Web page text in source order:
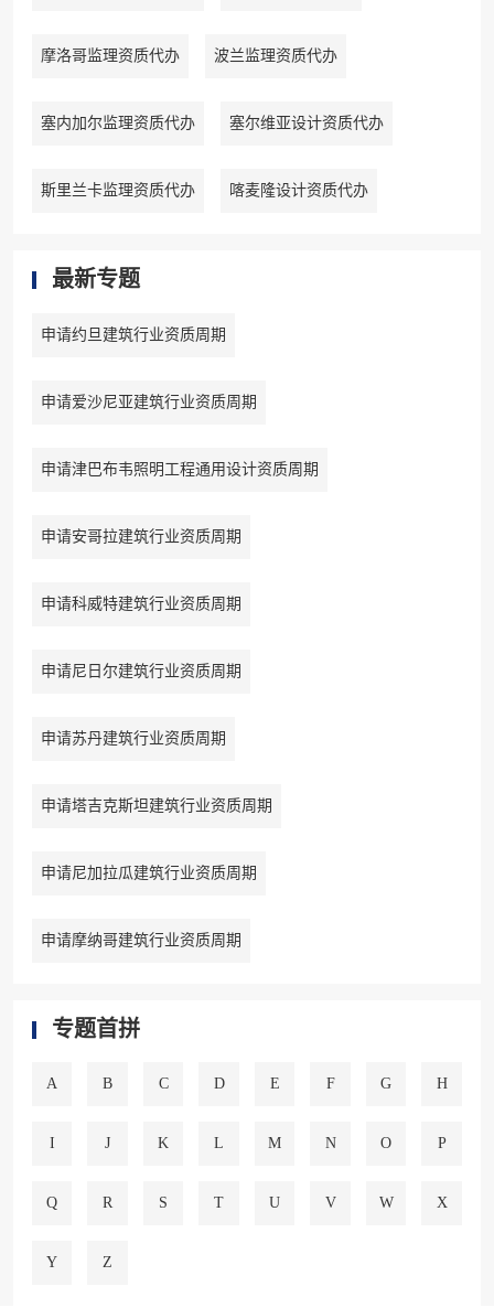
摩洛哥监理资质代办 波兰监理资质代办
塞内加尔监理资质代办 塞尔维亚设计资质代办
斯里兰卡监理资质代办 喀麦隆设计资质代办
最新专题
申请约旦建筑行业资质周期
申请爱沙尼亚建筑行业资质周期
申请津巴布韦照明工程通用设计资质周期
申请安哥拉建筑行业资质周期
申请科威特建筑行业资质周期
申请尼日尔建筑行业资质周期
申请苏丹建筑行业资质周期
申请塔吉克斯坦建筑行业资质周期
申请尼加拉瓜建筑行业资质周期
申请摩纳哥建筑行业资质周期
专题首拼
A B C D E F G H
I J K L M N O P
Q R S T U V W X
Y Z